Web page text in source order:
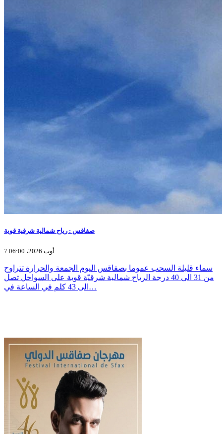
صفاقس : رياح شمالية شرقية قوية
7 أوت 2026، 06:00
سماء قليلة السحب عموما بصفاقس اليوم الجمعة والحرارة تتراوح
من 31 الى 40 درجة الرياح شمالية شرقيّة قوية على السواحل تصل
الى 43 كلم في الساعة في…